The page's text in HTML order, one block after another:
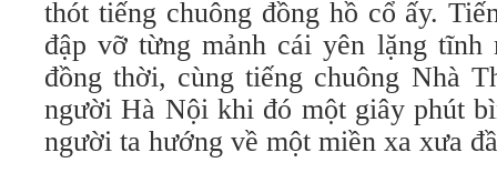
thót tiếng chuông đồng hồ cổ ấy.
đập vỡ từng mảnh cái yên lặng tĩnh
đồng thời, cùng tiếng chuông Nhà
người Hà Nội khi đó một giây phút
người ta hướng về một miền xa xưa